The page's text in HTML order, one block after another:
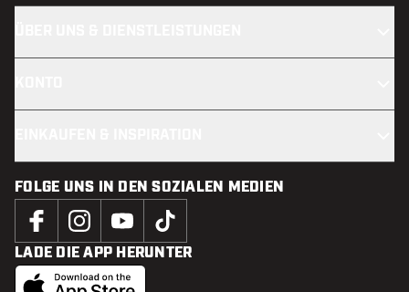
FOLGE UNS IN DEN SOZIALEN MEDIEN
LADE DIE APP HERUNTER